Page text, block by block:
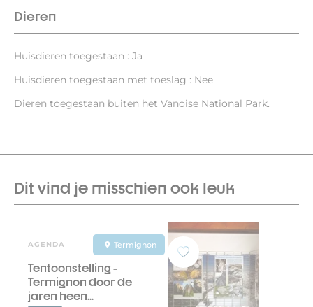
Dieren
Huisdieren toegestaan : Ja
Huisdieren toegestaan met toeslag : Nee
Dieren toegestaan buiten het Vanoise National Park.
Dit vind je misschien ook leuk
AGENDA Termignon
Tentoonstelling -
Termignon door de
jaren heen...